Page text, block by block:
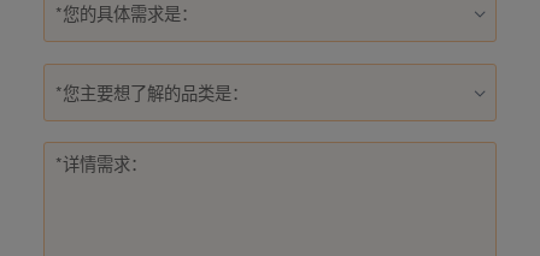
*您的具体需求是：
*您主要想了解的品类是：